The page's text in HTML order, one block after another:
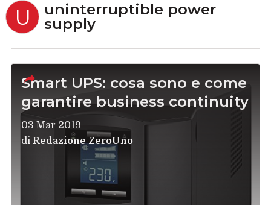
U
uninterruptible power
supply
Smart UPS: cosa sono e come
garantire business continuity
03 Mar 2019
di Redazione ZeroUno